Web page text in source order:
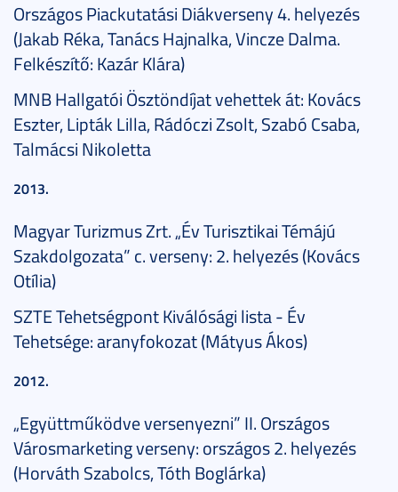
Országos Piackutatási Diákverseny 4. helyezés
(Jakab Réka, Tanács Hajnalka, Vincze Dalma.
Felkészítő: Kazár Klára)
MNB Hallgatói Ösztöndíjat vehettek át: Kovács
Eszter, Lipták Lilla, Rádóczi Zsolt, Szabó Csaba,
Talmácsi Nikoletta
2013.
Magyar Turizmus Zrt. „Év Turisztikai Témájú
Szakdolgozata” c. verseny: 2. helyezés (Kovács
Otília)
SZTE Tehetségpont Kiválósági lista - Év
Tehetsége: aranyfokozat (Mátyus Ákos)
2012.
„Együttműködve versenyezni” II. Országos
Városmarketing verseny: országos 2. helyezés
(Horváth Szabolcs, Tóth Boglárka)